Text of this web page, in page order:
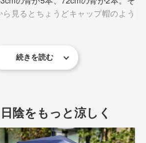
見るとちょうどキャップ帽のよう
続きを読む
陰をもっと涼しく